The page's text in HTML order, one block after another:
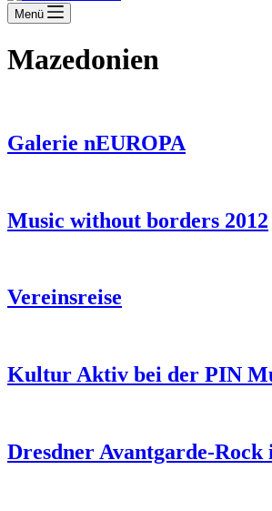
Menü
Mazedonien
Galerie nEUROPA
Music without borders 2012
Vereinsreise
Kultur Aktiv bei der PIN
Dresdner Avantgarde-Rock